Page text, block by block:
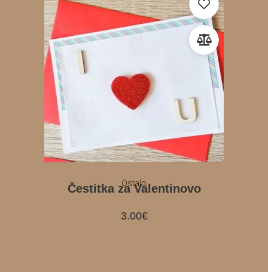
Ostalo
Čestitka za Valentinovo
3.00€